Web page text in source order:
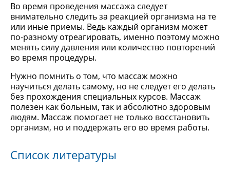
Во время проведения массажа следует
внимательно следить за реакцией организма на те
или иные приемы. Ведь каждый организм может
по-разному отреагировать, именно поэтому можно
менять силу давления или количество повторений
во время процедуры.
Нужно помнить о том, что массаж можно
научиться делать самому, но не следует его делать
без прохождения специальных курсов. Массаж
полезен как больным, так и абсолютно здоровым
людям. Массаж помогает не только восстановить
организм, но и поддержать его во время работы.
Список литературы